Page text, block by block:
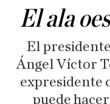
El ala
El
Ángel Víctor
expresidente
puede